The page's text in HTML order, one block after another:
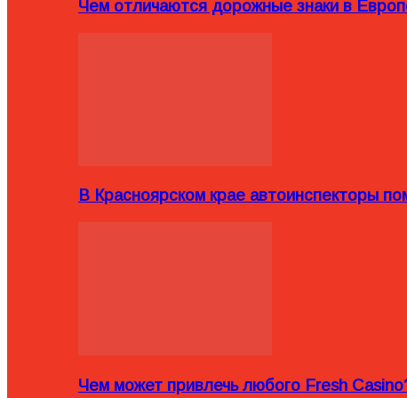
Чем отличаются дорожные знаки в
В Красноярском крае автоинспекторы
Чем может привлечь любого Fresh